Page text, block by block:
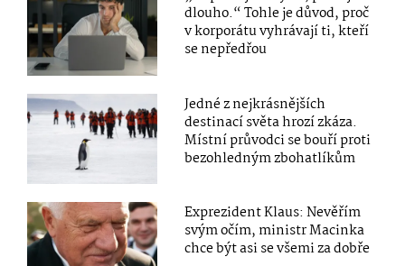
dlouho.“ Tohle je důvod, proč
v korporátu vyhrávají ti, kteří
se nepředřou
Jedné z nejkrásnějších
destinací světa hrozí zkáza.
Místní průvodci se bouří proti
bezohledným zbohatlíkům
Exprezident Klaus: Nevěřím
svým očím, ministr Macinka
chce být asi se všemi za dobře